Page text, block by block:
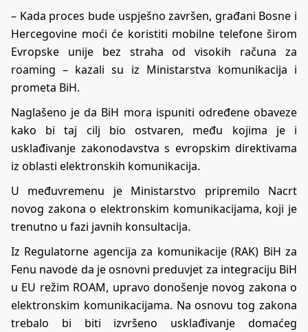
– Kada proces bude uspješno završen, građani Bosne i
Hercegovine moći će koristiti mobilne telefone širom
Evropske unije bez straha od visokih računa za
roaming – kazali su iz Ministarstva komunikacija i
prometa BiH.
Naglašeno je da BiH mora ispuniti određene obaveze
kako bi taj cilj bio ostvaren, među kojima je i
usklađivanje zakonodavstva s evropskim direktivama
iz oblasti elektronskih komunikacija.
U međuvremenu je Ministarstvo pripremilo Nacrt
novog zakona o elektronskim komunikacijama, koji je
trenutno u fazi javnih konsultacija.
Iz Regulatorne agencija za komunikacije (RAK) BiH za
Fenu navode da je osnovni preduvjet za integraciju BiH
u EU režim ROAM, upravo donošenje novog zakona o
elektronskim komunikacijama. Na osnovu tog zakona
trebalo bi biti izvršeno usklađivanje domaćeg